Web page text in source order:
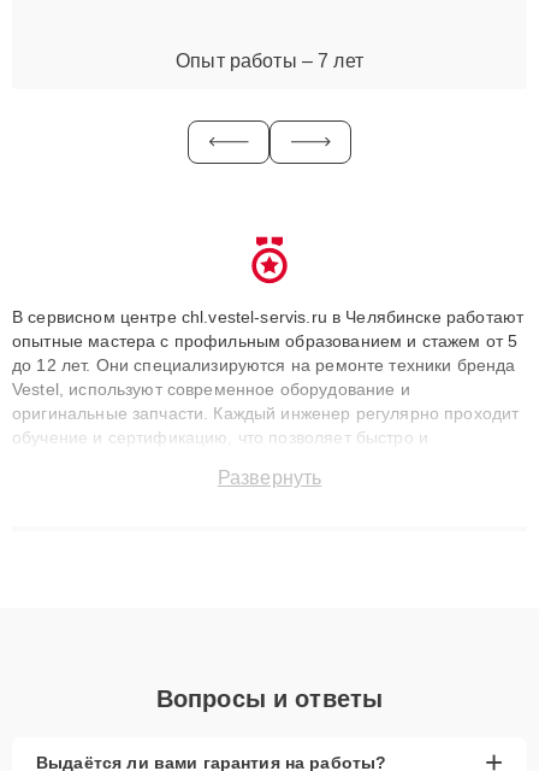
Опыт работы – 7 лет
В сервисном центре chl.vestel-servis.ru в Челябинске работают
опытные мастера с профильным образованием и стажем от 5
до 12 лет. Они специализируются на ремонте техники бренда
Vestel, используют современное оборудование и
оригинальные запчасти. Каждый инженер регулярно проходит
обучение и сертификацию, что позволяет быстро и
сохранением гарантии до 3 лет. Наши мастера решают
Развернуть
Вопросы и ответы
Выдаётся ли вами гарантия на работы? +